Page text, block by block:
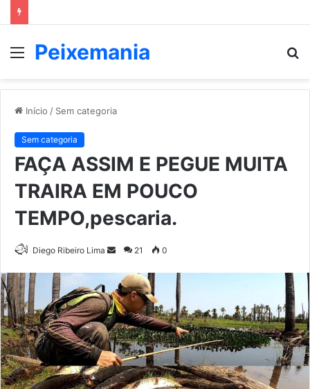
Menu
Peixemania
Início / Sem categoria
Sem categoria
FAÇA ASSIM E PEGUE MUITA
TRAIRA EM POUCO
TEMPO,pescaria.
Diego Ribeiro Lima
Mande
e-
mail
21 0